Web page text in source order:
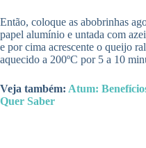
Então, coloque as abobrinhas
papel alumínio e untada com
e por cima acrescente o queijo
aquecido a 200ºC por 5 a 10
Veja também: Atum:
Quer Saber